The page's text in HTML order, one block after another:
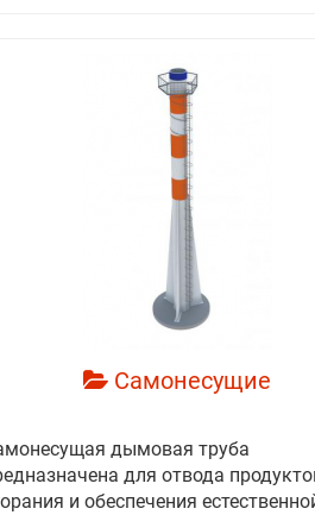
Самонесущие
дымовая труба
для отвода
и обеспечения